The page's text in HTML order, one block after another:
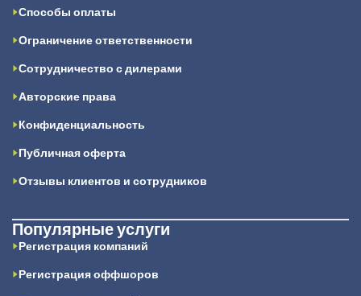
Способы оплаты
Ограничение ответственности
Сотрудничество с дилерами
Авторские права
Конфиденциальность
Публичная оферта
Отзывы клиентов и сотрудников
Популярные услуги
Регистрация компаний
Регистрация оффшоров